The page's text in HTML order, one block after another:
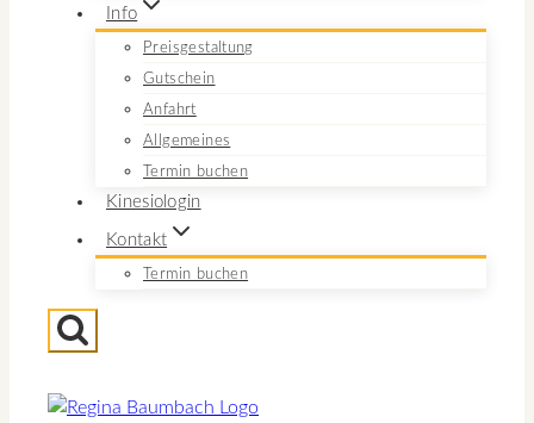
Info
Preisgestaltung
Gutschein
Anfahrt
Allgemeines
Termin buchen
Kinesiologin
Kontakt
Termin buchen